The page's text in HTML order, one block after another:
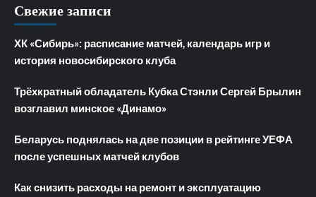
Свежие записи
ХК «Сибирь»: расписание матчей, календарь игр и
история новосибирского клуба
Трёхкратный обладатель Кубка Стэнли Сергей Брылин
возглавил минское «Динамо»
Беларусь поднялась на две позиции в рейтинге УЕФА
после успешных матчей клубов
Как снизить расходы на ремонт и эксплуатацию